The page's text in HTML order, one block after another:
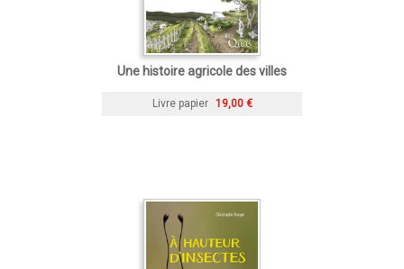
Une histoire agricole des villes
Livre papier 19,00 €